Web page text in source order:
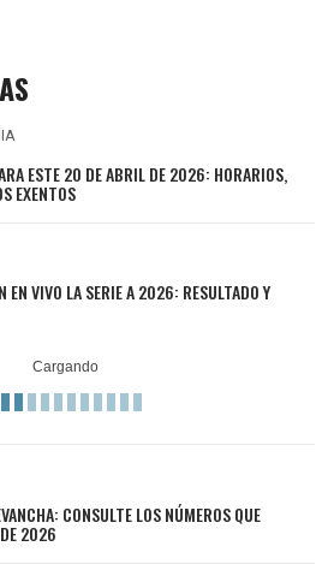
ESTE 20 DE ABRIL DE 2026: HORARIOS,
EXENTOS
EN VIVO LA SERIE A 2026: RESULTADO Y
CONSULTE LOS NÚMEROS QUE
2026